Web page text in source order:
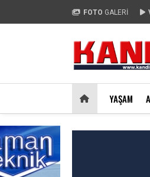
FOTO GALERİ
YAŞAM